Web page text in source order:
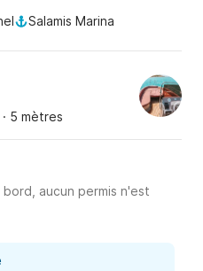
Salamis Marina
· 5 mètres
aucun permis n'est